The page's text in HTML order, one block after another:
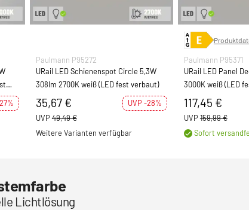
Paulmann P95272
URail LED Schienenspot Circle 5,3W
308lm 2700K weiß (LED fest verbaut)
35,67 €
UVP -28%
UVP 49,49 €
Weitere Varianten verfügbar
Paulmann P95371
URail LED Panel
3000K weiß (LED
117,45 €
UVP 159,99 €
Sofort
Lichtlösung